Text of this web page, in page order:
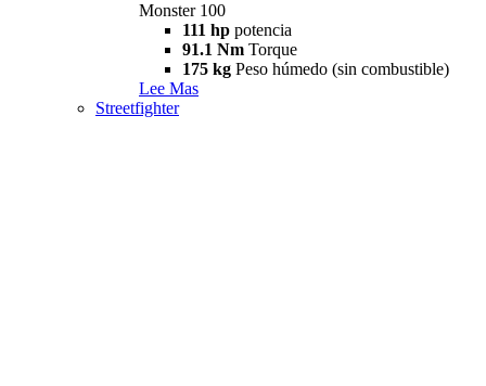
Monster 100
111 hp potencia
91.1 Nm Torque
175 kg Peso húmedo (sin combustible)
Lee Mas
Streetfighter